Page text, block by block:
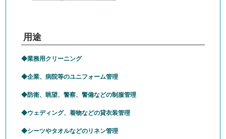
用途
業務用クリーニング
企業、病院等のユニフォーム管理
防衛、眺望、警察、警備などの制服管理
ウェディング、着物などの貸衣装管理
シーツやタオルなどのリネン管理